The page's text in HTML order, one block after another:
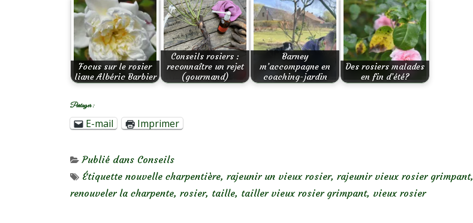
Focus sur le rosier
liane Albéric Barbier
Conseils rosiers :
reconnaître un rejet
(gourmand)
Barney
m’accompagne en
coaching-jardin
Des rosiers malades
en fin d’été?
Partager :
E-mail Imprimer
Publié dans Conseils
Étiquette nouvelle charpentière, rajeunir un vieux rosier, rajeunir vieux rosier grimpant,
renouveler la charpente, rosier, taille, tailler vieux rosier grimpant, vieux rosier